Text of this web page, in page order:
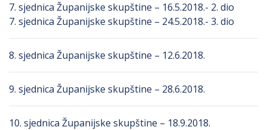
7. sjednica Županijske skupštine – 16.5.2018.- 2. dio
7. sjednica Županijske skupštine – 24.5.2018.- 3. dio
8. sjednica Županijske skupštine – 12.6.2018.
9. sjednica Županijske skupštine – 28.6.2018.
10. sjednica Županijske skupštine – 18.9.2018.